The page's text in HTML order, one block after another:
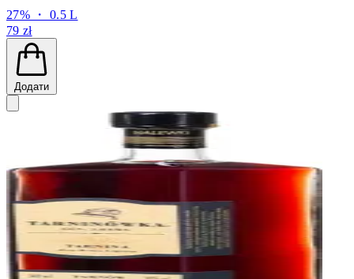
27% ・ 0.5 L
79 zł
Додати